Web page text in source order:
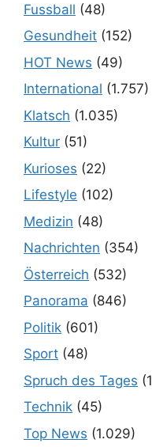
Fussball (48)
Gesundheit (152)
HOT News (49)
International (1.757)
Klatsch (1.035)
Kultur (51)
Kurioses (22)
Lifestyle (102)
Medizin (48)
Nachrichten (354)
Österreich (532)
Panorama (846)
Politik (601)
Sport (48)
Spruch des Tages
Technik (45)
Top News (1.029)